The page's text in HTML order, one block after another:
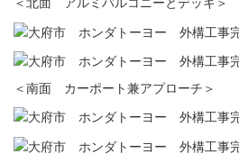
＜南面 カーポート兼アプローチ＞